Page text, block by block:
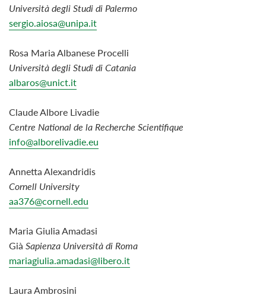
Università degli Studi di Palermo
sergio.aiosa@unipa.it
Rosa Maria Albanese Procelli
Università degli Studi di Catania
albaros@unict.it
Claude Albore Livadie
Centre National de la Recherche Scientifique
info@alborelivadie.eu
Annetta Alexandridis
Cornell University
aa376@cornell.edu
Maria Giulia Amadasi
Già Sapienza Università di Roma
mariagiulia.amadasi@libero.it
Laura Ambrosini